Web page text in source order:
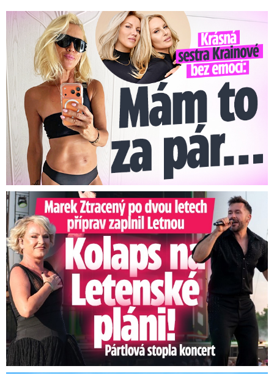
Krásná sestra Krainové bez emocí: Mám to za pár…
Marek Ztracený na Letné: Pártlová stopla koncert